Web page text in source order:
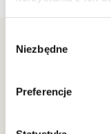
zgody
Niezbędne
Preferencje
Bądź pierwszą
Newsletter